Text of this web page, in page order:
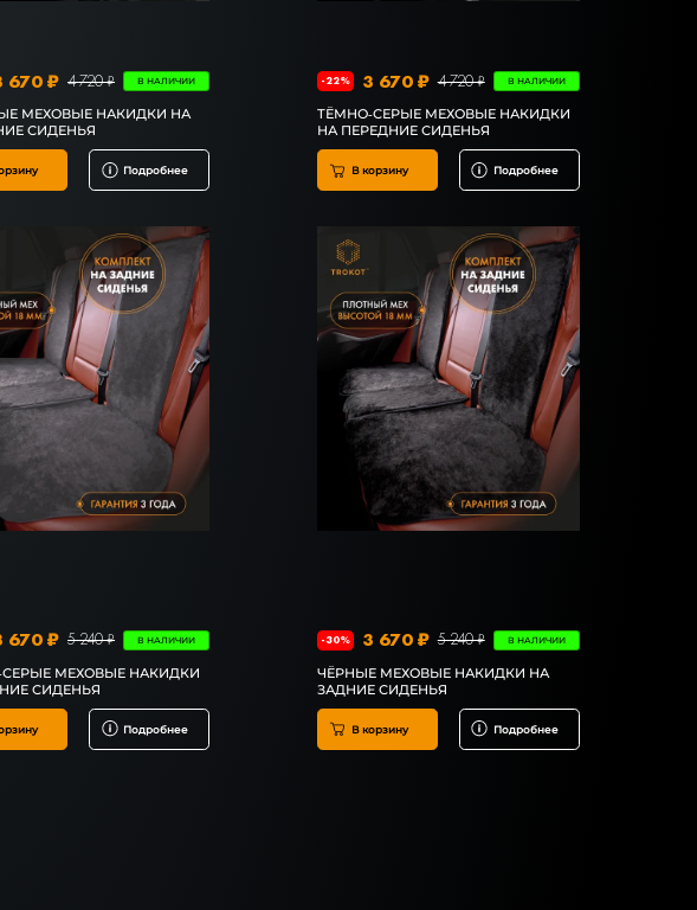
670 ₽ 4 720 ₽ В НАЛИЧИИ
МЕХОВЫЕ НАКИДКИ НА
СИДЕНЬЯ
Подробнее
-22% 3 670 ₽ 4 720 ₽ В НАЛИЧИИ
ТЁМНО-СЕРЫЕ МЕХОВЫЕ НАКИДКИ
НА ПЕРЕДНИЕ СИДЕНЬЯ
В корзину Подробнее
670 ₽ 5 240 ₽ В НАЛИЧИИ
МЕХОВЫЕ НАКИДКИ
СИДЕНЬЯ
Подробнее
-30% 3 670 ₽ 5 240 ₽ В НАЛИЧИИ
ЧЁРНЫЕ МЕХОВЫЕ НАКИДКИ НА
ЗАДНИЕ СИДЕНЬЯ
В корзину Подробнее